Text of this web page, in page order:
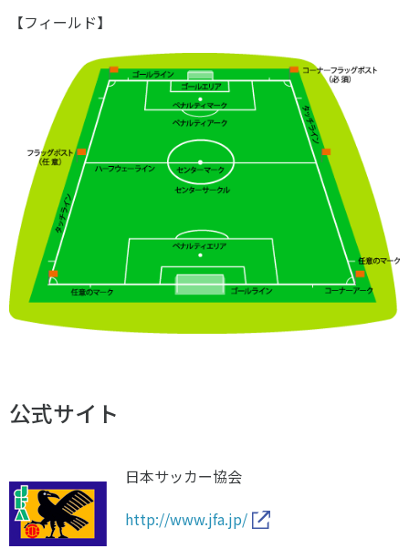
【フィールド】
公式サイト
日本サッカー協会
http://www.jfa.jp/